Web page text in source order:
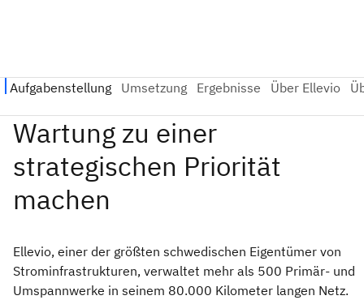
Ellevio, einer der größten schwedischen Eigentümer von
Strominfrastrukturen, verwaltet mehr als 500 Primär- und
Umspannwerke in seinem 80.000 Kilometer langen Netz.